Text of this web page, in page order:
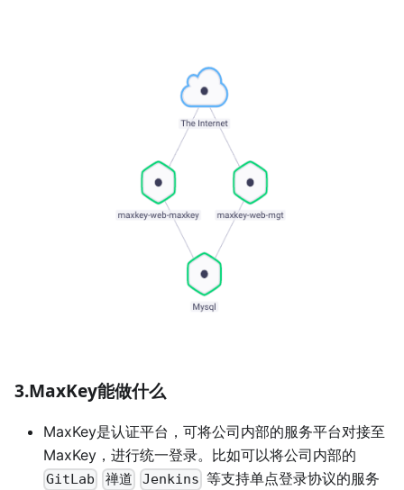
3.MaxKey能做什么
MaxKey是认证平台，可将公司内部的服务平台对接至
MaxKey，进行统一登录。比如可以将公司内部的
GitLab 禅道 Jenkins 等支持单点登录协议的服务